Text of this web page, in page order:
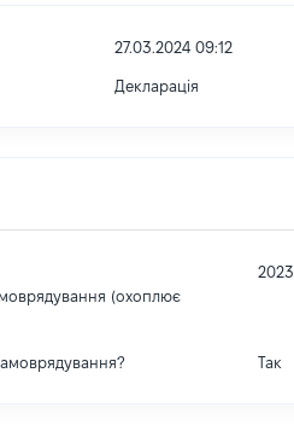
27.03.2024 09:12
Декларація
(охоплює
2023
Так